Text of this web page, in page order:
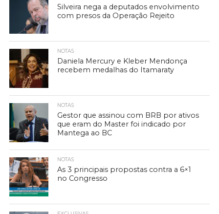
Silveira nega a deputados envolvimento
com presos da Operação Rejeito
NOTAS
Daniela Mercury e Kleber Mendonça
recebem medalhas do Itamaraty
NOTAS
Gestor que assinou com BRB por ativos
que eram do Master foi indicado por
Mantega ao BC
NOTAS
As 3 principais propostas contra a 6×1
no Congresso